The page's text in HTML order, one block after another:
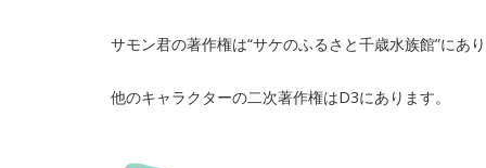
サモン君の著作権は“サケのふるさと千歳水族館”にあ
他のキャラクターの二次著作権はD3にあります。